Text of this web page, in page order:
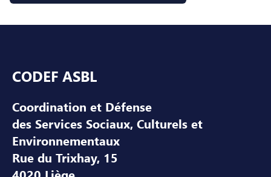
CODEF ASBL
Coordination et Défense
des Services Sociaux, Culturels et
Environnementaux
Rue du Trixhay, 15